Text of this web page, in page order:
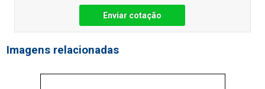
Enviar cotação
Imagens relacionadas